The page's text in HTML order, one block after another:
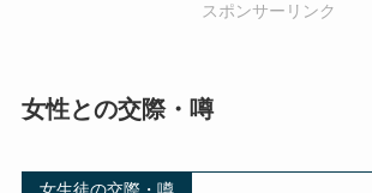
スポンサーリンク
女性との交際・噂
女生徒の交際・噂